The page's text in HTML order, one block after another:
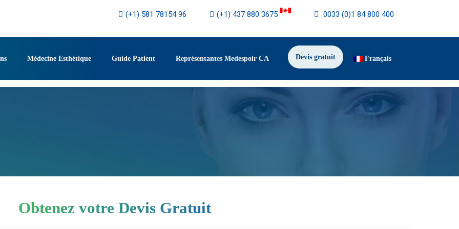
(+1) 581 78154 96 (+1) 437 880 3675 0033 (0)1 84 800 400
Médecine Esthétique Guide Patient Représentantes Medespoir CA Devis gratuit Français
Obtenez votre Devis Gratuit